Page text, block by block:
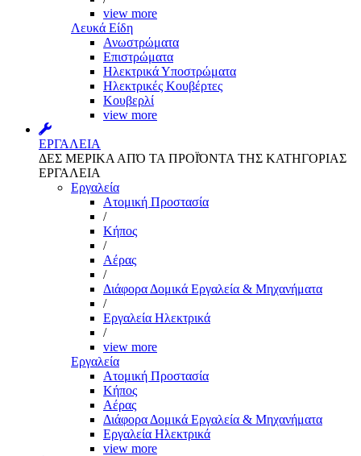
view more
Λευκά Είδη
Ανωστρώματα
Επιστρώματα
Ηλεκτρικά Υποστρώματα
Ηλεκτρικές Κουβέρτες
Κουβερλί
view more
ΕΡΓΑΛΕΙΑ
ΔΕΣ ΜΕΡΙΚΑ ΑΠΌ ΤΑ ΠΡΟΪΌΝΤΑ ΤΗΣ ΚΑΤΗΓΟΡΙΑΣ
ΕΡΓΑΛΕΙΑ
Εργαλεία
Aτομική Προστασία
/
Kήπος
/
Αέρας
/
Διάφορα Δομικά Εργαλεία & Μηχανήματα
/
Εργαλεία Ηλεκτρικά
/
view more
Εργαλεία
Aτομική Προστασία
Kήπος
Αέρας
Διάφορα Δομικά Εργαλεία & Μηχανήματα
Εργαλεία Ηλεκτρικά
view more